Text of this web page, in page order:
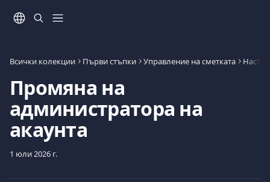
Всички колекции Първи стъпки Управление на сметката
Промяна на
администратора на
акаунта
1 юли 2026 г.